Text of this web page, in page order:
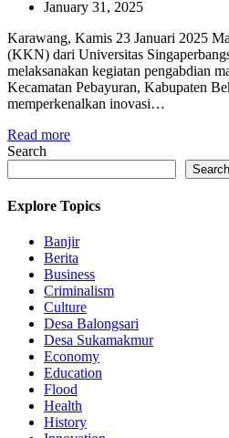
January 31, 2025
Karawang, Kamis 23 Januari 2025
(KKN) dari Universitas
melaksanakan kegiatan pengabdian
Kecamatan Pebayuran, Kabupaten
memperkenalkan inovasi…
Read more
Search
Search
Explore Topics
Banjir
Berita
Business
Criminalism
Culture
Desa Balongsari
Desa Sukamakmur
Economy
Education
Flood
Health
History